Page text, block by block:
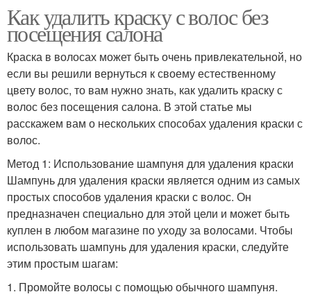
Как удалить краску с волос без
посещения салона
Краска в волосах может быть очень привлекательной, но
если вы решили вернуться к своему естественному
цвету волос, то вам нужно знать, как удалить краску с
волос без посещения салона. В этой статье мы
расскажем вам о нескольких способах удаления краски с
волос.
Метод 1: Использование шампуня для удаления краски
Шампунь для удаления краски является одним из самых
простых способов удаления краски с волос. Он
предназначен специально для этой цели и может быть
куплен в любом магазине по уходу за волосами. Чтобы
использовать шампунь для удаления краски, следуйте
этим простым шагам:
1. Промойте волосы с помощью обычного шампуня.